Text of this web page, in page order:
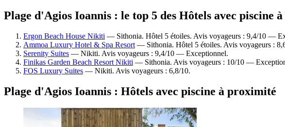
Plage d'Agios Ioannis : le top 5 des Hôtels avec piscine
Ergon Beach House Nikiti — Sithonia. Hôtel 5 étoiles. Avis voyageurs : 9,4/10 —
Ammoa Luxury Hotel & Spa Resort — Sithonia. Hôtel 5 étoiles. Avis voyageurs :
Serenity Suites — Nikiti. Avis voyageurs : 9,4/10 — Exceptionnel.
Finikas Garden Beach Resort Nikiti — Sithonia. Avis voyageurs : 10/10 —
FOS Luxury Suites — Nikiti. Avis voyageurs : 6,8/10.
Plage d'Agios Ioannis : Hôtels avec piscine à proximité